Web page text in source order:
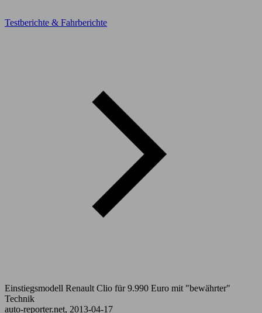
Testberichte & Fahrberichte
Einstiegsmodell Renault Clio für 9.990 Euro mit "bewährter"
Technik
auto-reporter.net, 2013-04-17